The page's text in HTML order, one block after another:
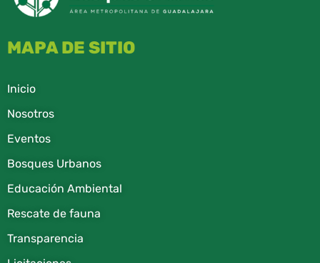
MAPA DE SITIO
Inicio
Nosotros
Eventos
Bosques Urbanos
Educación Ambiental
Rescate de fauna​
Transparencia